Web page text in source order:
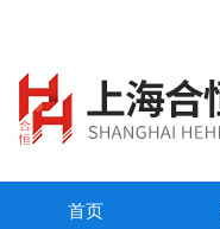
首页